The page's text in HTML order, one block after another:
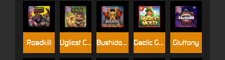
Roadkill Gluttony
Gaelic Gold
Bushido Way xNudge
Ugliest Catch